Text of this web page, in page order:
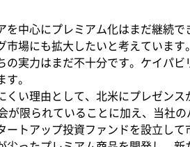
中心にプレミアム化はまだ継続
場にも拡大したいと考えていま
実力はまだ不十分です。ケイパ
。
くい理由として、北米にプレゼン
が限られていることに加え、当社
トアップ投資ファンドを設立し